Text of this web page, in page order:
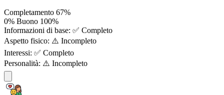
Completamento 67%
0% Buono 100%
Informazioni di base: ✅ Completo
Aspetto fisico: ⚠️ Incompleto
Interessi: ✅ Completo
Personalità: ⚠️ Incompleto